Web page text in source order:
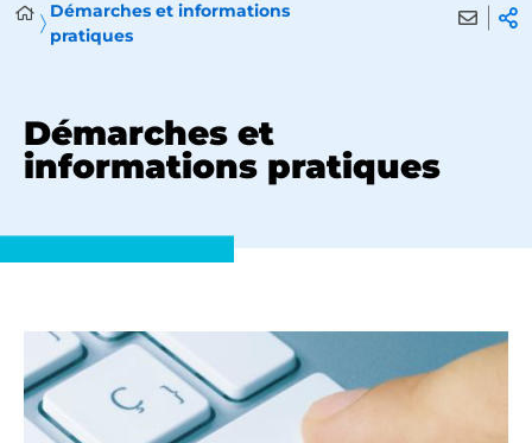
Démarches et informations
pratiques
Démarches et
informations pratiques